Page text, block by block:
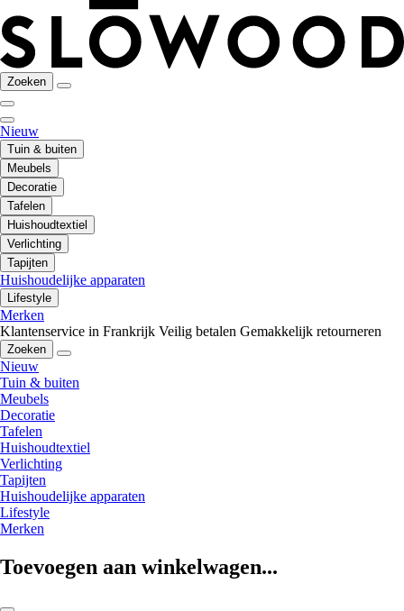
Zoeken
Nieuw
Tuin & buiten
Meubels
Decoratie
Tafelen
Huishoudtextiel
Verlichting
Tapijten
Huishoudelijke apparaten
Lifestyle
Merken
Klantenservice in Frankrijk Veilig betalen Gemakkelijk retourneren
Zoeken
Nieuw
Tuin & buiten
Meubels
Decoratie
Tafelen
Huishoudtextiel
Verlichting
Tapijten
Huishoudelijke apparaten
Lifestyle
Merken
Toevoegen aan winkelwagen...